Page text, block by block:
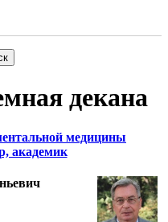
декана
медицины
академик